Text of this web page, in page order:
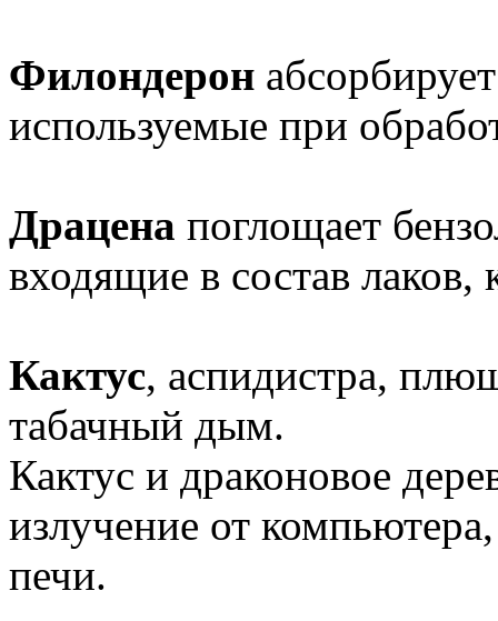
Филондерон
используемые при
Драцена поглощает
входящие в состав лаков,
Кактус, аспидистра,
табачный дым.
Кактус и драконовое
излучение от
печи.